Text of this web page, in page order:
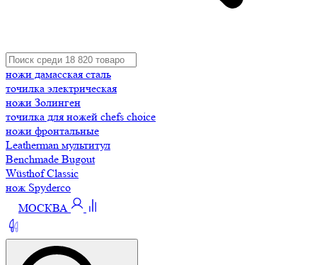
ножи дамасская сталь
точилка электрическая
ножи Золинген
точилка для ножей chefs choice
ножи фронтальные
Leatherman мультитул
Benchmade Bugout
Wüsthof Classic
нож Spyderco
МОСКВА